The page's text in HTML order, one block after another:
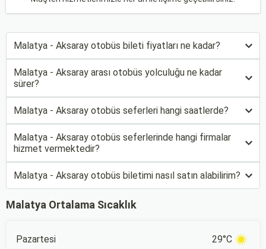
Malatya - Aksaray otobüs bileti fiyatları ne kadar?
Malatya - Aksaray arası otobüs yolculuğu ne kadar
sürer?
Malatya - Aksaray otobüs seferleri hangi saatlerde?
Malatya - Aksaray otobüs seferlerinde hangi firmalar
hizmet vermektedir?
Malatya - Aksaray otobüs biletimi nasıl satın alabilirim?
Malatya Ortalama Sıcaklık
Pazartesi 29°C